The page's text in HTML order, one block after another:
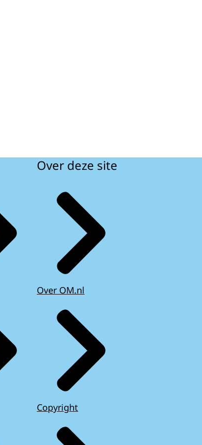
Over deze site
Over OM.nl
Copyright